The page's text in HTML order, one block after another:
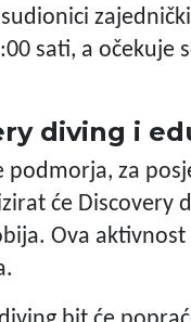
sudionici
sati, a očekuje
diving i
podmorja, za
će
Ova